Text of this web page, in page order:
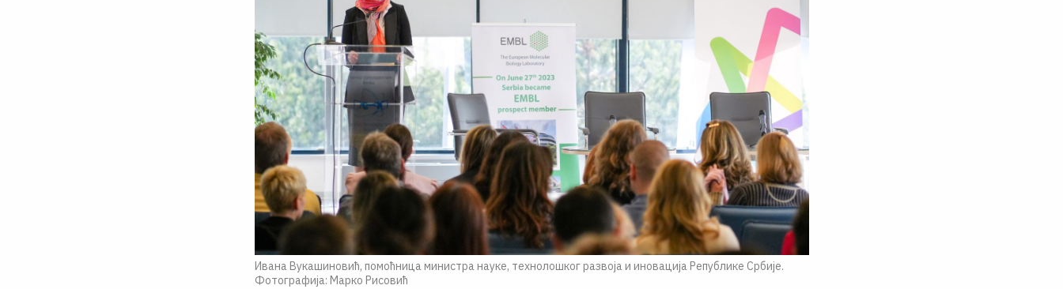
Ивана Вукашиновић, помоћница министра науке, технолошког развоја и иновација Републике Србије.
Фотографија: Марко Рисовић